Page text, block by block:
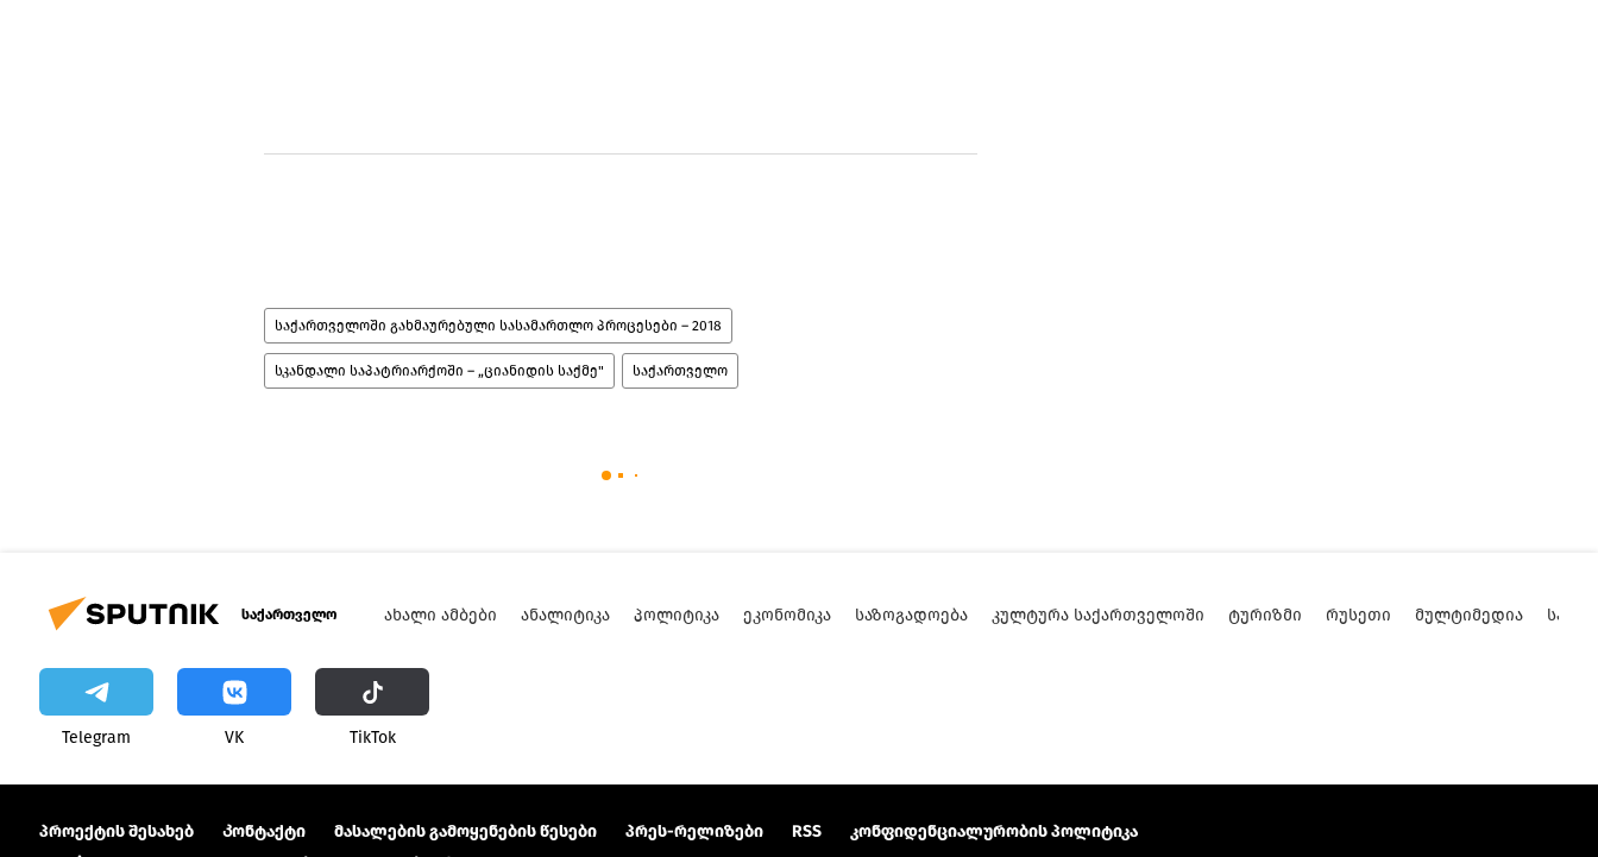
საქართველოში გახმაურებული სასამართლო პროცესები – 2018
სკანდალი საპატრიარქოში – „ციანიდის საქმე" საქართველო
საქართველო ᲐᲮᲐᲚᲘ ᲐᲛᲑᲔᲑᲘ ᲐᲜᲐᲚᲘᲢᲘᲙᲐ ᲞᲝᲚᲘᲢᲘᲙᲐ ᲔᲙᲝᲜᲝᲛᲘᲙᲐ ᲡᲐᲖᲝᲒᲐᲓᲝᲔᲑᲐ ᲙᲣᲚᲢᲣᲠᲐ ᲡᲐᲥᲐᲠᲗᲕᲔᲚᲝᲨᲘ ᲢᲣᲠᲘᲖᲛᲘ ᲠᲣᲡᲔᲗᲘ ᲛᲣᲚᲢᲘᲛᲔᲓᲘᲐ
Telegram VK ТikТоk
პროექტის შესახებ Კონტაქტი მასალების გამოყენების წესები პრეს-რელიზები RSS
კონფიდენციალურობის პოლიტიკა